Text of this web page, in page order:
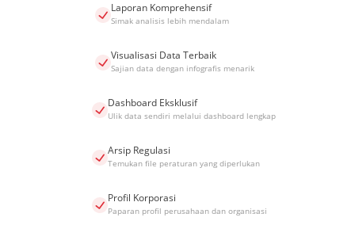
Laporan Komprehensif
Simak analisis lebih mendalam
Visualisasi Data Terbaik
Sajian data dengan infografis menarik
Dashboard Eksklusif
Ulik data sendiri melalui dashboard lengkap
Arsip Regulasi
Temukan file peraturan yang diperlukan
Profil Korporasi
Paparan profil perusahaan dan organisasi